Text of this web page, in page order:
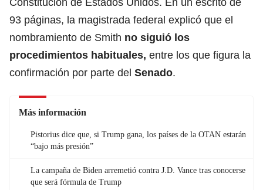
93 páginas, la magistrada federal explicó que el
nombramiento de Smith no siguió los
procedimientos habituales, entre los que figura la
confirmación por parte del Senado.
Más información
Pistorius dice que, si Trump gana, los países de la OTAN estarán
“bajo más presión”
La campaña de Biden arremetió contra J.D. Vance tras conocerse
que será fórmula de Trump